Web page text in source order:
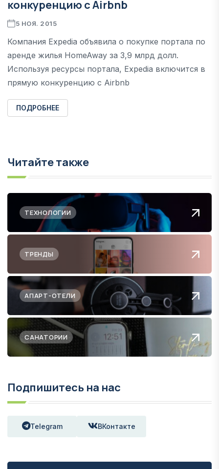
конкуренцию с Airbnb
5 НОЯ. 2015
Компания Expedia объявила о покупке портала по
аренде жилья HomeAway за 3,9 млрд долл.
Используя ресурсы портала, Expedia включится в
прямую конкуренцию с Airbnb
ПОДРОБНЕЕ
Читайте также
ТЕХНОЛОГИИ
ТРЕНДЫ
АПАРТ-ОТЕЛИ
САНАТОРИИ
Подпишитесь на нас
Telegram ВКонтакте